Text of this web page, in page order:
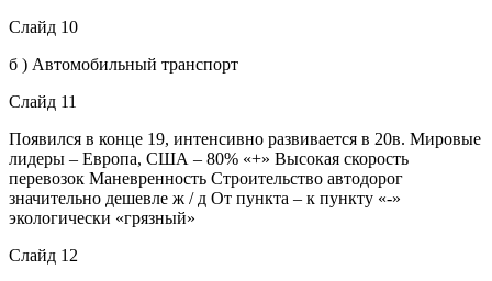
Слайд 10
б ) Автомобильный транспорт
Слайд 11
Появился в конце 19, интенсивно развивается в 20в. Мировые
лидеры – Европа, США – 80% «+» Высокая скорость
перевозок Маневренность Строительство автодорог
значительно дешевле ж / д От пункта – к пункту «-»
экологически «грязный»
Слайд 12